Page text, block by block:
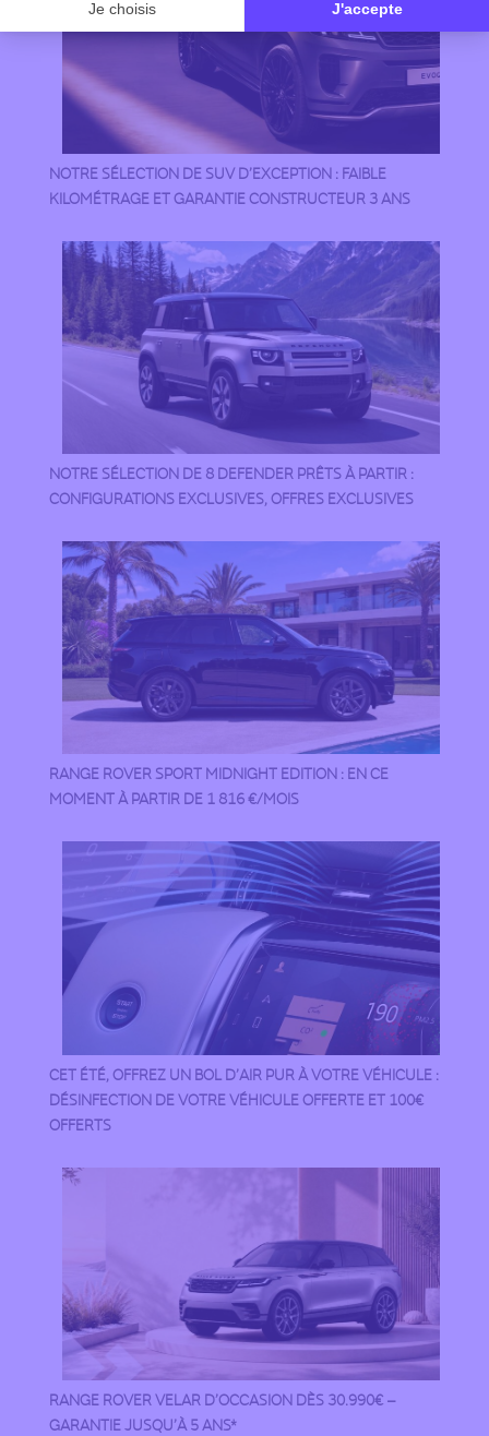
NOTRE SÉLECTION DE SUV D’EXCEPTION : FAIBLE
KILOMÉTRAGE ET GARANTIE CONSTRUCTEUR 3 ANS
NOTRE SÉLECTION DE 8 DEFENDER PRÊTS À PARTIR :
CONFIGURATIONS EXCLUSIVES, OFFRES EXCLUSIVES
RANGE ROVER SPORT MIDNIGHT EDITION : EN CE
MOMENT À PARTIR DE 1 816 €/MOIS
CET ÉTÉ, OFFREZ UN BOL D’AIR PUR À VOTRE VÉHICULE :
DÉSINFECTION DE VOTRE VÉHICULE OFFERTE ET 100€
OFFERTS
RANGE ROVER VELAR D’OCCASION DÈS 30.990€ –
GARANTIE JUSQU’À 5 ANS*